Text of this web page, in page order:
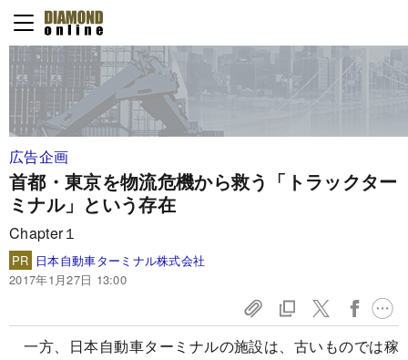
広告企画
首都・東京を物流危機から救う 「トラックター
ミナル」という存在
Chapter１
PR 日本自動車ターミナル株式会社
2017年1月27日 13:00
一方、日本自動車ターミナルの施設は、古いものでは稼